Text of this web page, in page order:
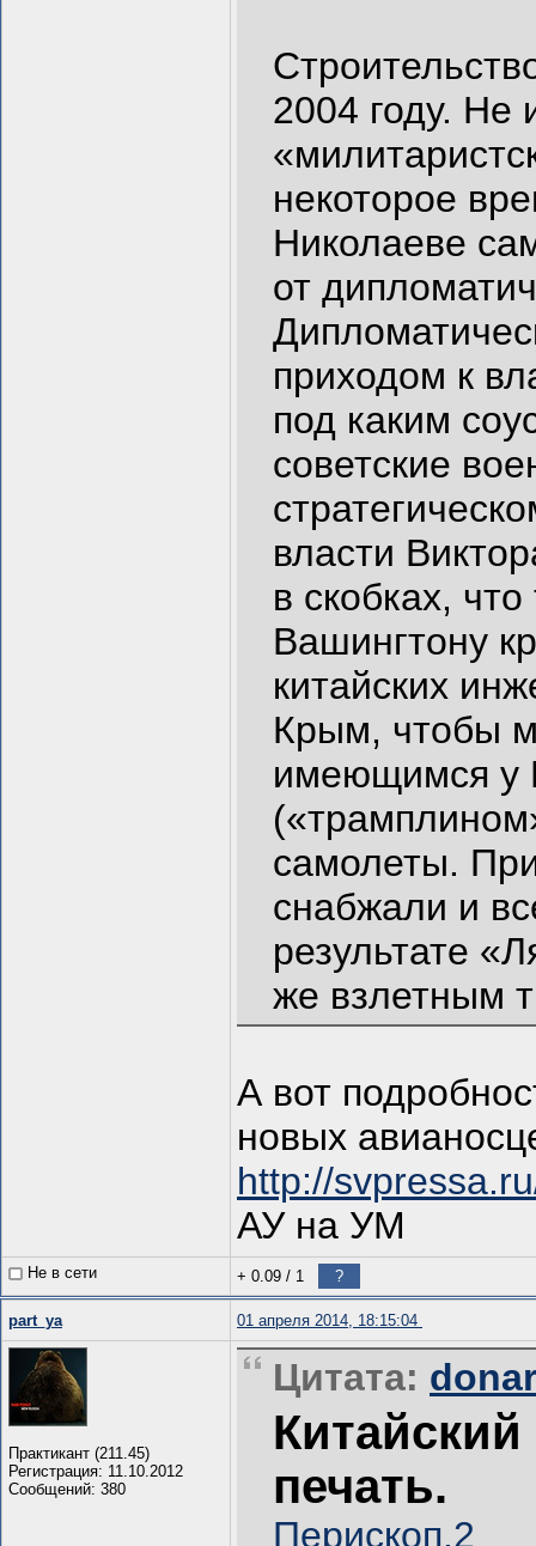
2004 году. Не
некоторое
Николаеве
от
приходом к
под каким
советские
власти
в скобках,
Вашингтону
китайских
Крым, чтобы
имеющимся у
самолеты.
снабжали и
результате
же взлетным
А вот
новых
http://
АУ на УМ
Не в сети + 0.09 / 1 ?
part_ya 01 апреля 2014, 18:15:04
Практикант (211.45)
Регистрация: 11.10.2012
Сообщений: 380
Цитата:
печать.
Перископ.2